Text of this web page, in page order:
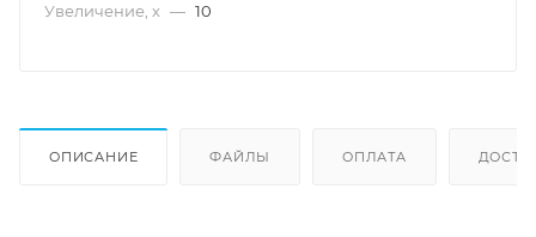
Увеличение, х — 10
ОПИСАНИЕ ФАЙЛЫ ОПЛАТА